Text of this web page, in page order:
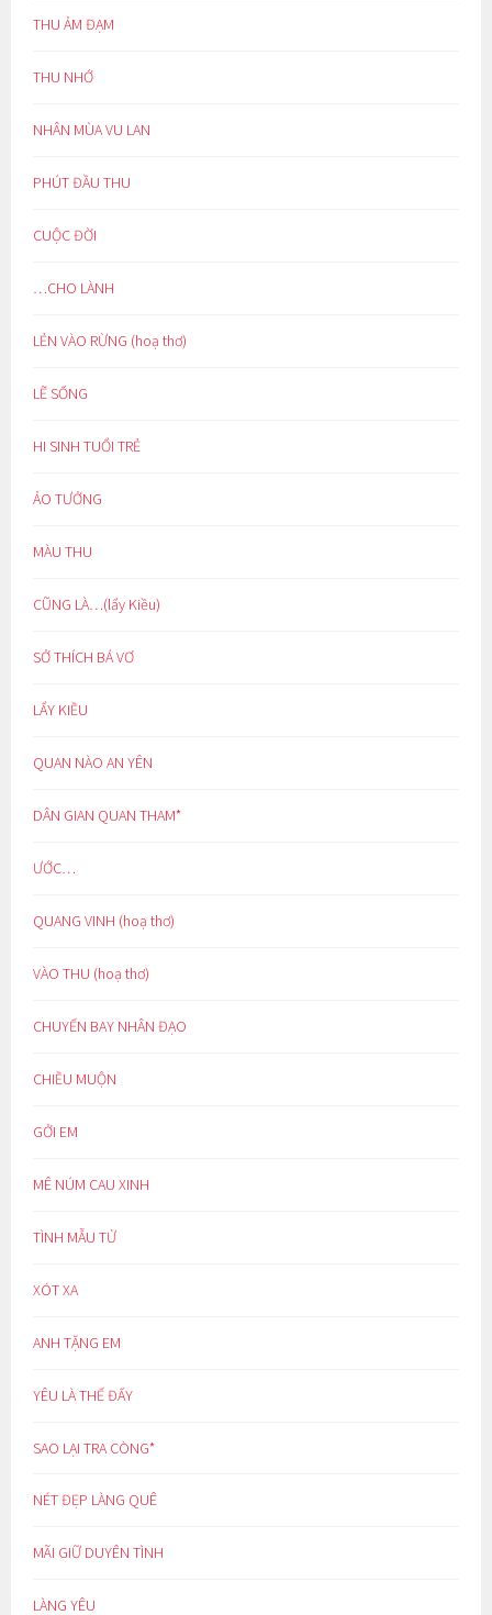
THU ẢM ĐẠM
THU NHỚ
NHÂN MÙA VU LAN
PHÚT ĐẦU THU
CUỘC ĐỜI
…CHO LÀNH
LẺN VÀO RỪNG (hoạ thơ)
LẼ SỐNG
HI SINH TUỔI TRẺ
ẢO TƯỞNG
MÀU THU
CŨNG LÀ…(lẩy Kiều)
SỞ THÍCH BÁ VƠ
LẨY KIỀU
QUAN NÀO AN YÊN
DÂN GIAN QUAN THAM*
ƯỚC…
QUANG VINH (hoạ thơ)
VÀO THU (hoạ thơ)
CHUYẾN BAY NHÂN ĐẠO
CHIỀU MUỘN
GỞI EM
MÊ NÚM CAU XINH
TÌNH MẪU TỬ
XÓT XA
ANH TẶNG EM
YÊU LÀ THẾ ĐẤY
SAO LẠI TRA CÒNG*
NÉT ĐẸP LÀNG QUÊ
MÃI GIỮ DUYÊN TÌNH
LÀNG YÊU